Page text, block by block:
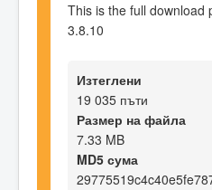
This is the full download
3.8.10
Изтеглени
19 035 пъти
Размер на файла
7.33 MB
MD5 сума